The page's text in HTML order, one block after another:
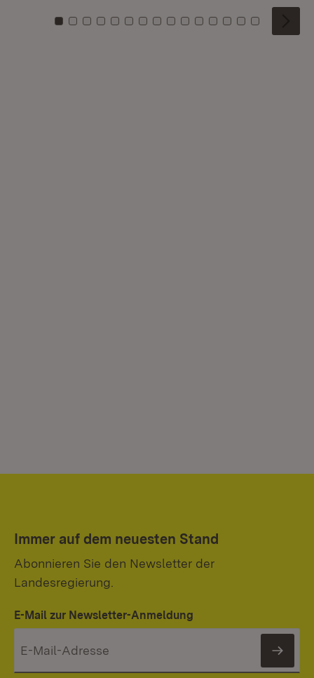
Zu Kachel: 0
Zu Kachel: 1
Zu Kachel: 2
Zu Kachel: 3
Zu Kachel: 4
Zu Kachel: 5
Zu Kachel: 6
Zu Kachel: 7
Zu Kachel: 8
Zu Kachel: 9
Zu Kachel: 10
Zu Kachel: 11
Zu Kachel: 12
Zu Kachel:
Zu
Immer auf dem neuesten Stand
Abonnieren Sie den Newsletter der
Landesregierung.
E-Mail zur Newsletter-Anmeldung